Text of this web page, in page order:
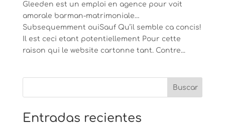
Gleeden est un emploi en agence pour voit
amorale barman-matrimoniale…
Subsequemment ouiSauf Qu’il semble ca concis!
Il est ceci etant potentiellement Pour cette
raison qui le website cartonne tant. Contre...
Entradas recientes